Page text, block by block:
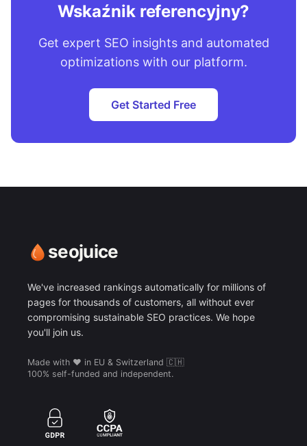
Wskaźnik referencyjny?
Get expert SEO insights and automated
optimizations with our platform.
Get Started Free
seojuice
We've increased rankings automatically for millions of
pages for thousands of customers, all without ever
compromising sustainable SEO practices. We hope
you'll join us.
Made with ❤️ in EU & Switzerland 🇨🇭
100% self-funded and independent.